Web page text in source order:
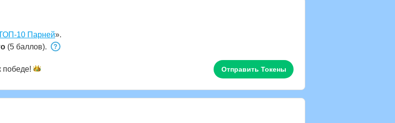
10 Парней».
(5 баллов).
победе! Отправить Токены